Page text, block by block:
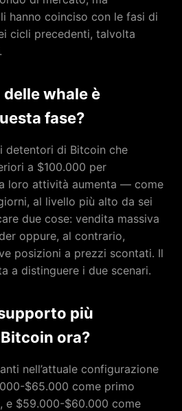
hanno coinciso con le fasi di
cicli precedenti, talvolta
delle whale è
fase?
detentori di Bitcoin che
a $100.000 per
loro attività aumenta — come
al livello più alto da sei
due cose: vendita massiva
oppure, al contrario,
posizioni a prezzi scontati. Il
a distinguere i due scenari.
più
ora?
nell’attuale configurazione
$65.000 come primo
e $59.000-$60.000 come